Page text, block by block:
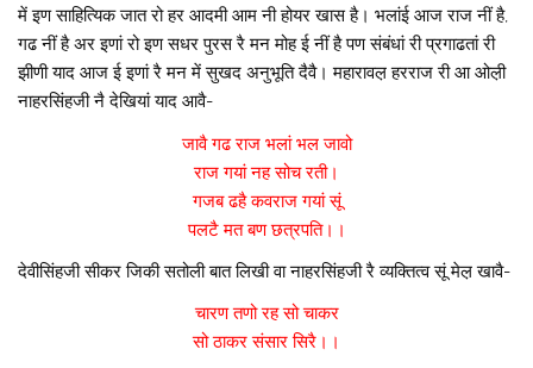
में इण साहित्यिक जात रो हर आदमी आम नी होयर खास है। भलांई आज राज नीं है,
गढ नीं है अर इणां रो इण सधर पुरस रै मन मोह ई नीं है पण संबंधां री प्रगाढतां री
झीणी याद आज ई इणां रै मन में सुखद अनुभूति दैवै। महारावल़ हरराज री आ ओल़ी
नाहरसिंहजी नै देखियां याद आवै-
जावै गढ राज भलां भल जावो
राज गयां नह सोच रती।
गजब ढहै कवराज गयां सूं
पलटै मत बण छत्रपति।।
देवीसिंहजी सीकर जिकी सतोली बात लिखी वा नाहरसिंहजी रै व्यक्तित्व सूं मेल़ खावै-
चारण तणो रह सो चाकर
सो ठाकर संसार सिरै।।